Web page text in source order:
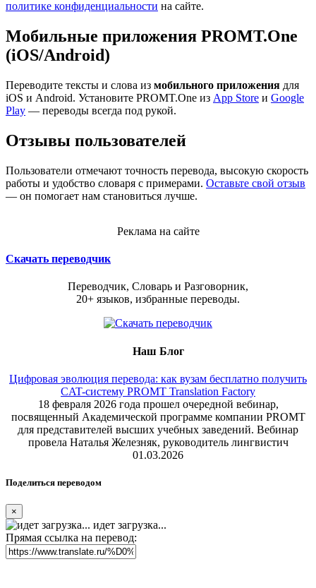
политике конфиденциальности на сайте.
Мобильные приложения PROMT.One
(iOS/Android)
Переводите тексты и слова из мобильного приложения для
iOS и Android. Установите PROMT.One из App Store и Google
Play — переводы всегда под рукой.
Отзывы пользователей
Пользователи отмечают точность перевода, высокую скорость
работы и удобство словаря с примерами. Оставьте свой отзыв
— он помогает нам становиться лучше.
Реклама на сайте
Скачать переводчик
Переводчик, Словарь и Разговорник,
20+ языков, избранные переводы.
Наш Блог
Цифровая эволюция перевода: как вузам бесплатно получить
CAT-систему PROMT Translation Factory
18 февраля 2026 года прошел очередной вебинар,
посвященный Академической программе компании PROMT
для представителей высших учебных заведений. Вебинар
провела Наталья Железняк, руководитель лингвистич
01.03.2026
Поделиться переводом
×
идет загрузка...
Прямая ссылка на перевод: